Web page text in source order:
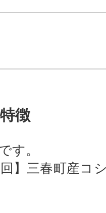
徴
す。
回】三春町産コ